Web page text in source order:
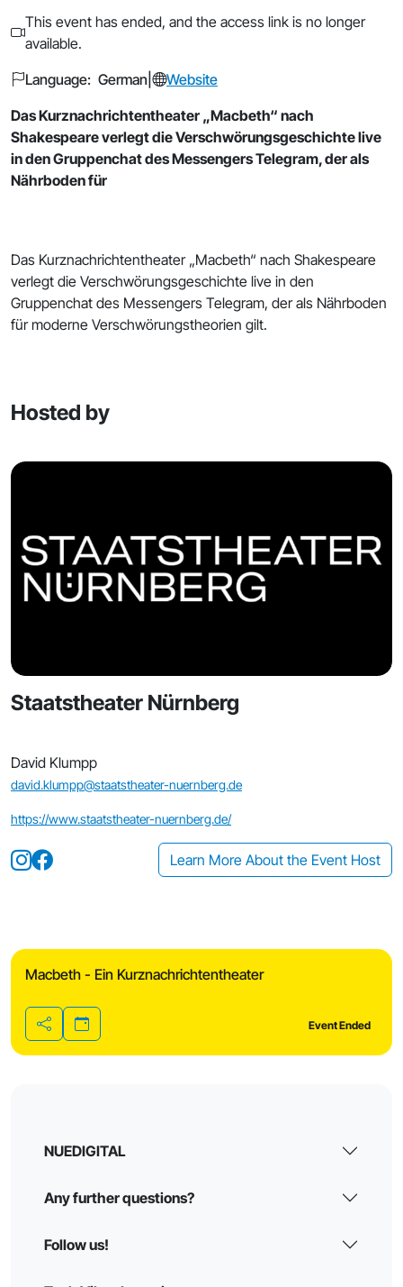
This event has ended, and the access link is no longer
available.
Language: German
Website
Das Kurznachrichtentheater „Macbeth“ nach
Shakespeare verlegt die Verschwörungsgeschichte live
in den Gruppenchat des Messengers Telegram, der als
Nährboden für
Das Kurznachrichtentheater „Macbeth“ nach Shakespeare
verlegt die Verschwörungsgeschichte live in den
Gruppenchat des Messengers Telegram, der als Nährboden
für moderne Verschwörungstheorien gilt.
Hosted by
Staatstheater Nürnberg
David Klumpp
david.klumpp@staatstheater-nuernberg.de
https://www.staatstheater-nuernberg.de/
Learn More About the Event Host
Macbeth - Ein Kurznachrichtentheater
Share
Event Ended
NUEDIGITAL
Any further questions?
Follow us!